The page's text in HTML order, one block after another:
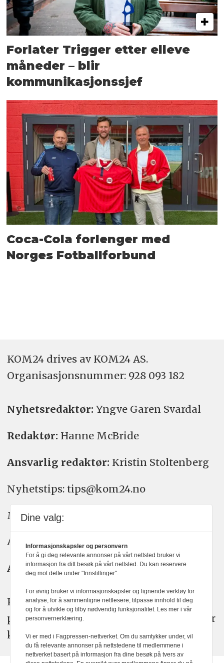
Forlater Trigger etter elleve
måneder – blir
kommunikasjonssjef
Coca-Cola forlenger med
Norges Fotballforbund
KOM24 drives av KOM24 AS.
Organisasjons­nummer: 928 093 182
Nyhetsredaktør: Yngve Garen Svardal
Redaktør: Hanne McBride
Ansvarlig redaktør: Kristin Stoltenberg
Nyhetstips: tips@kom24.no
Meninger: meninger@kom24.no
Annonse: annonse@watchmedia.no
Abonnement:kom24@watchmedia.no
KOM24 arbeider etter Vær Varsom-
plakatens regler for god presseskikk. Her
kan du lese mer omPFUsarbeid.
Dine valg:
Informasjonskapsler og personvern
For å gi deg relevante annonser på vårt nettsted bruker vi
informasjon fra ditt besøk på vårt nettsted. Du kan reservere
deg mot dette under "Innstillinger".
For øvrig bruker vi informasjonskapsler og lignende verktøy for
analyse, for å sammenligne nettlesere, tilpasse innhold til deg
og for å utvikle og tilby nødvendig funksjonalitet. Les mer i vår
personvernerklæring.
Vi er med i Fagpressen-nettverket. Om du samtykker under, vil
du få relevante annonser på nettstedene til medlemmene i
nettverket basert på informasjon fra dine besøk på tvers av